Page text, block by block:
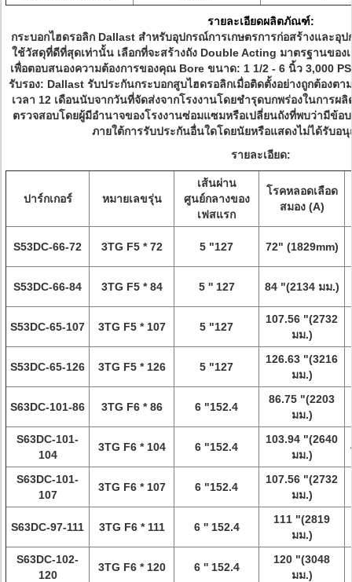
รายละเอียดผลิตภัณฑ์:
กระบอกไฮดรอลิก Dallast สำหรับอุปกรณ์การเกษตรการก่อสร้างและอุ
ใช้วัสดุที่ดีที่สุดเท่านั้น เลือกที่จะสร้างถัง Double Acting มาตรฐานของ
เพื่อตอบสนองความต้องการของคุณ Bore ขนาด: 1 1/2 - 6 นิ้ว 3,000
รับรอง: Dallast รับประกันกระบอกสูบไฮดรอลิกเมื่อติดตั้งอย่างถูกต้อง
เวลา 12 เดือนนับจากวันที่จัดส่งจากโรงงานโดยชำรุดบกพร่องในการผ
ตรวจสอบโดยผู้มีอำนาจของโรงงานซ่อมแซมหรือเปลี่ยนถังที่พบว่ามีข้อ
ภายใต้การรับประกันอื่นใดโดยนัยหรือแสดงไม่ได้รับอ
รายละเอียด:
ปาร์กเกอร์ หมายเลขรุ่น
เส้นผ่าน
ศูนย์กลางของ
เฟสแรก
โรคหลอดเลือด
สมอง (A)
S53DC-66-72 3TG F5 * 72 5 "127 72" (1829mm)
S53DC-66-84 3TG F5 * 84 5 '' 127 84 "(2134 มม.)
S53DC-65-107 3TG F5 * 107 5 "127
107.56 "(2732
มม.)
S53DC-65-126 3TG F5 * 126 5 "127
126.63 "(3216
มม.)
S63DC-101-86 3TG F6 * 86 6 "152.4
86.75 "(2203
มม.)
S63DC-101-
104
3TG F6 * 104 6 "152.4
103.94 "(2640
มม.)
S63DC-101-
107
3TG F6 * 107 6 "152.4
107.56 "(2732
มม.)
S63DC-97-111 3TG F6 * 111 6 '' 152.4
111 "(2819
มม.)
S63DC-102-
120
3TG F6 * 120 6 '' 152.4
120 "(3048
มม.)